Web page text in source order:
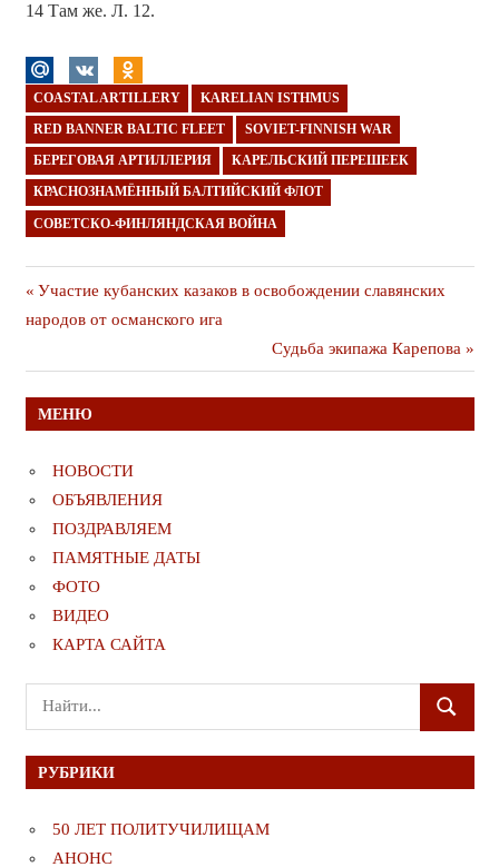
14 Там же. Л. 12.
COASTAL ARTILLERY KARELIAN ISTHMUS
RED BANNER BALTIC FLEET SOVIET-FINNISH WAR
БЕРЕГОВАЯ АРТИЛЛЕРИЯ КАРЕЛЬСКИЙ ПЕРЕШЕЕК
КРАСНОЗНАМЁННЫЙ БАЛТИЙСКИЙ ФЛОТ
СОВЕТСКО-ФИНЛЯНДСКАЯ ВОЙНА
Навигация
по
записям
Предыдущая
публикация
Участие кубанских казаков в освобождении славянских
народов от османского ига
Следующая
публикация
Судьба экипажа Карепова
МЕНЮ
НОВОСТИ
ОБЪЯВЛЕНИЯ
ПОЗДРАВЛЯЕМ
ПАМЯТНЫЕ ДАТЫ
ФОТО
ВИДЕО
КАРТА САЙТА
Поиск
для:
ПОИСК
РУБРИКИ
50 ЛЕТ ПОЛИТУЧИЛИЩАМ
АНОНС